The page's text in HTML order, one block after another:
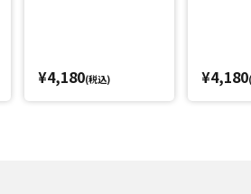
¥4,180(税込) ¥4,180